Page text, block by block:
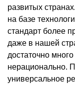
развитых
на базе
стандарт более
даже в нашей
достаточно
нерационально.
универсальное